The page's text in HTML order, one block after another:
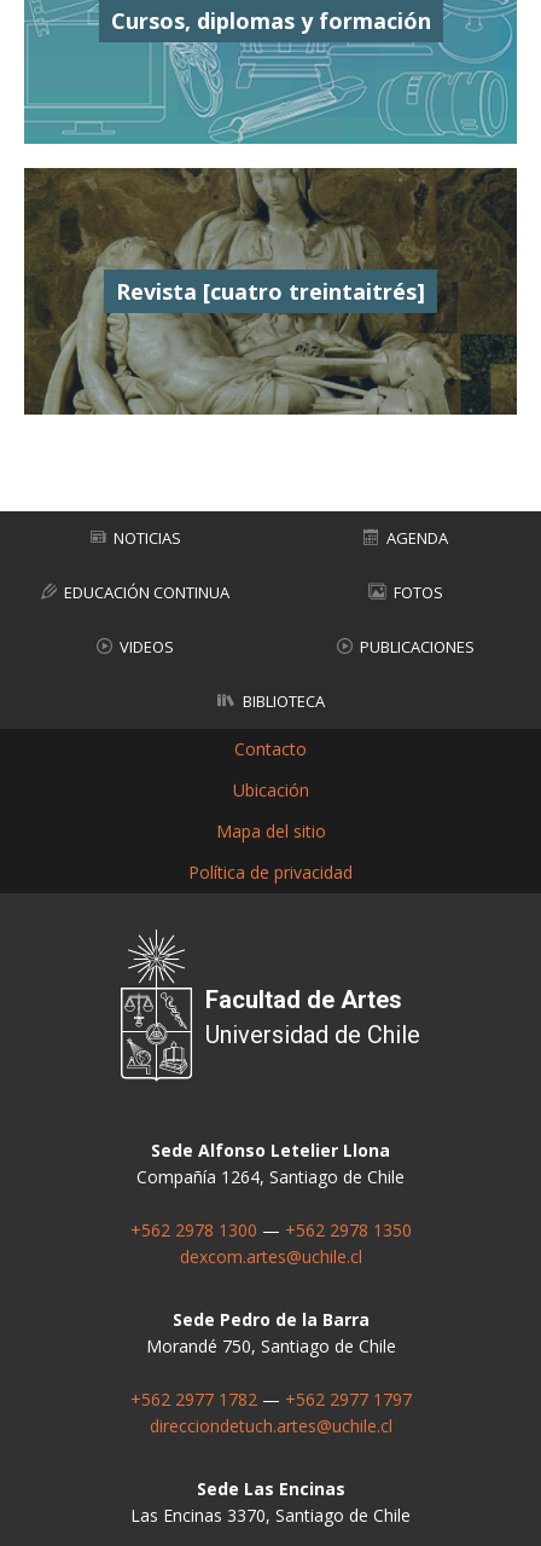
Cursos, diplomas y formación
Revista [cuatro treintaitrés]
NOTICIAS AGENDA
EDUCACIÓN CONTINUA FOTOS
VIDEOS PUBLICACIONES
BIBLIOTECA
Contacto
Ubicación
Mapa del sitio
Política de privacidad
Facultad de Artes
Universidad de Chile
Sede Alfonso Letelier Llona
Compañía 1264, Santiago de Chile
+562 2978 1300 — +562 2978 1350
dexcom.artes@uchile.cl
Sede Pedro de la Barra
Morandé 750, Santiago de Chile
+562 2977 1782— +562 2977 1797
direcciondetuch.artes@uchile.cl
Sede Las Encinas
Las Encinas 3370, Santiago de Chile